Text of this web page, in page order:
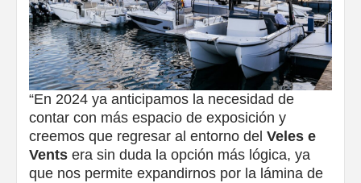
“En 2024 ya anticipamos la necesidad de
contar con más espacio de exposición y
creemos que regresar al entorno del Veles e
Vents era sin duda la opción más lógica, ya
que nos permite expandirnos por la lámina de